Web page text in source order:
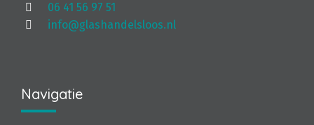
06 41 56 97 51
info@glashandelsloos.nl
Navigatie